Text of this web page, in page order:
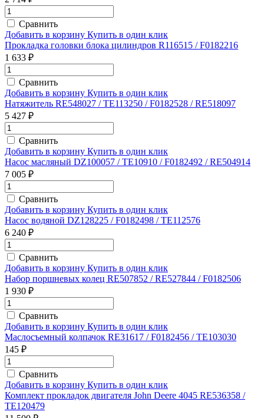
Сравнить
Добавить в корзину Купить в один клик
Прокладка головки блока цилиндров R116515 / F0182216
1 633 ₽
Сравнить
Добавить в корзину Купить в один клик
Натяжитель RE548027 / TE113250 / F0182528 / RE518097
5 427 ₽
Сравнить
Добавить в корзину Купить в один клик
Насос масляный DZ100057 / TE10910 / F0182492 / RE504914
7 005 ₽
Сравнить
Добавить в корзину Купить в один клик
Насос водяной DZ128225 / F0182498 / TE112576
6 240 ₽
Сравнить
Добавить в корзину Купить в один клик
Набор поршневых колец RE507852 / RE527844 / F0182506
1 930 ₽
Сравнить
Добавить в корзину Купить в один клик
Маслосъемный колпачок RE31617 / F0182456 / TE103030
145 ₽
Сравнить
Добавить в корзину Купить в один клик
Комплект прокладок двигателя John Deere 4045 RE536358 /
TE120479